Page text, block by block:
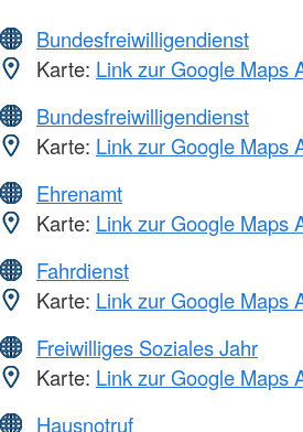
Bundesfreiwilligendienst
Karte: Link zur Google Maps
Bundesfreiwilligendienst
Karte: Link zur Google Maps
Ehrenamt
Karte: Link zur Google Maps
Fahrdienst
Karte: Link zur Google Maps
Freiwilliges Soziales Jahr
Karte: Link zur Google Maps
Hausnotruf